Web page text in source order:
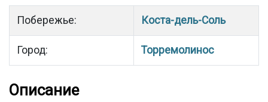
Побережье: Коста-дель-Соль
Город: Торремолинос
Описание